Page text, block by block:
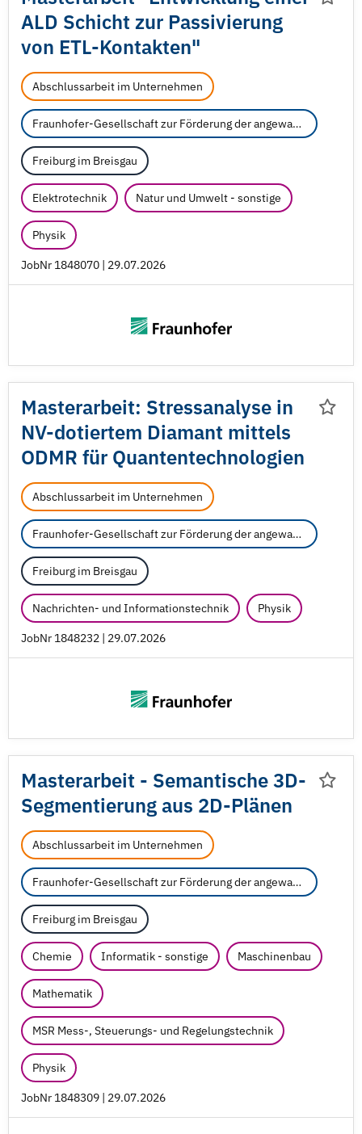
ALD Schicht zur Passivierung
von ETL-Kontakten"
Abschlussarbeit im Unternehmen
Fraunhofer-Gesellschaft zur Förderung der angewandten Forschung e.V.
Freiburg im Breisgau
Elektrotechnik Natur und Umwelt - sonstige
Physik
JobNr 1848070 | 29.07.2026
Masterarbeit: Stressanalyse in
NV-dotiertem Diamant mittels
ODMR für Quantentechnologien
Abschlussarbeit im Unternehmen
Fraunhofer-Gesellschaft zur Förderung der angewandten Forschung e.V.
Freiburg im Breisgau
Nachrichten- und Informationstechnik Physik
JobNr 1848232 | 29.07.2026
Masterarbeit - Semantische 3D-
Segmentierung aus 2D-Plänen
Abschlussarbeit im Unternehmen
Fraunhofer-Gesellschaft zur Förderung der angewandten Forschung e.V.
Freiburg im Breisgau
Chemie Informatik - sonstige Maschinenbau
Mathematik
MSR Mess-, Steuerungs- und Regelungstechnik
Physik
JobNr 1848309 | 29.07.2026